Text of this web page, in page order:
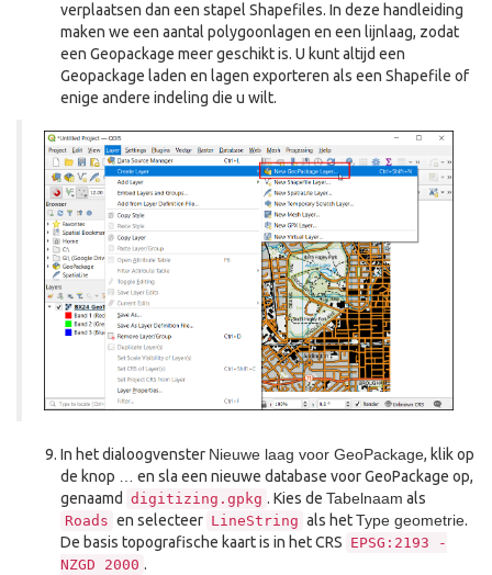
verplaatsen dan een stapel Shapefiles. In deze handleiding
maken we een aantal polygoonlagen en een lijnlaag, zodat
een Geopackage meer geschikt is. U kunt altijd een
Geopackage laden en lagen exporteren als een Shapefile of
enige andere indeling die u wilt.
In het dialoogvenster Nieuwe laag voor GeoPackage, klik op
de knop … en sla een nieuwe database voor GeoPackage op,
genaamd digitizing.gpkg . Kies de Tabelnaam als
Roads en selecteer LineString als hetType geometrie.
De basis topografische kaart is in het CRS EPSG:2193
-
NZGD
2000 .